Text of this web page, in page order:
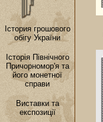
Істория грошового
обігу України
Історія Північного
Причoрномор'я та
його монетної
справи
Виставки та
експозиції